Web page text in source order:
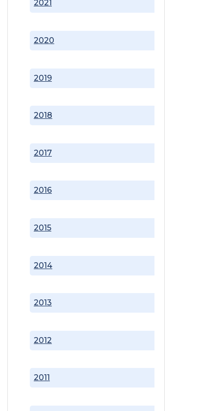
2011
2012
2013
2014
2015
2016
2017
2018
2019
2020
2021